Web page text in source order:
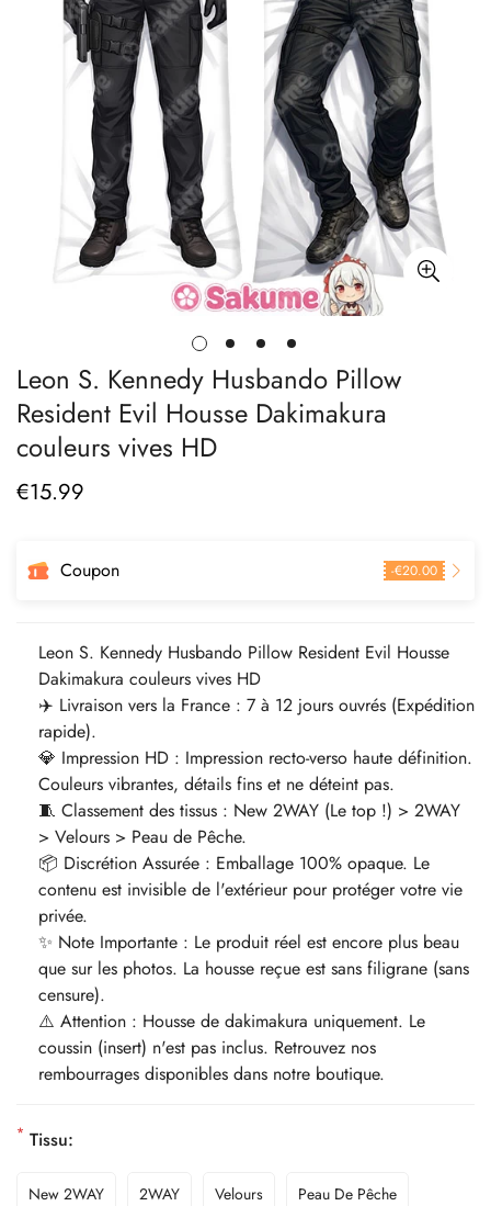
Leon S. Kennedy Husbando Pillow
Resident Evil Housse Dakimakura
couleurs vives HD
Prix
€15.99
Coupon -€20.00
Leon S. Kennedy Husbando Pillow Resident Evil Housse
Dakimakura couleurs vives HD
✈️ Livraison vers la France : 7 à 12 jours ouvrés (Expédition
rapide).
💎 Impression HD : Impression recto-verso haute définition.
Couleurs vibrantes, détails fins et ne déteint pas.
🧵 Classement des tissus : New 2WAY (Le top !) > 2WAY
> Velours > Peau de Pêche.
📦 Discrétion Assurée : Emballage 100% opaque. Le
contenu est invisible de l'extérieur pour protéger votre vie
privée.
✨ Note Importante : Le produit réel est encore plus beau
que sur les photos. La housse reçue est sans filigrane (sans
censure).
⚠️ Attention : Housse de dakimakura uniquement. Le
coussin (insert) n'est pas inclus. Retrouvez nos
rembourrages disponibles dans notre boutique.
* Tissu:
New 2WAY 2WAY Velours Peau De Pêche